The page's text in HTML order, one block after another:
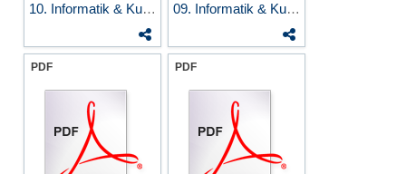
10. Informatik & Kultur II... 09. Informatik & Kultur I...
PDF PDF